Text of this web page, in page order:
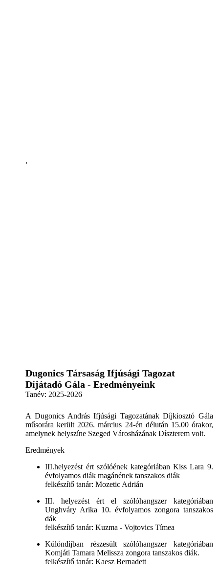
,
Dugonics Társaság Ifjúsági Tagozat
Díjátadó Gála - Eredményeink
Tanév: 2025-2026
A Dugonics András Ifjúsági Tagozatának Díjkiosztó Gála
műsorára került 2026. március 24-én délután 15.00 órakor,
amelynek helyszíne Szeged Városházának Díszterem volt.
Eredmények
III.helyezést ért szólóének kategóriában Kiss Lara 9.
évfolyamos diák magánének tanszakos diák
felkészítő tanár: Mozetic Adrián
III. helyezést ért el szólóhangszer kategóriában
Unghváry Arika 10. évfolyamos zongora tanszakos
dák
felkészítő tanár: Kuzma - Vojtovics Tímea
Különdíjban részesült szólóhangszer kategóriában
Komjáti Tamara Melissza zongora tanszakos diák.
felkészítő tanár: Kaesz Bernadett